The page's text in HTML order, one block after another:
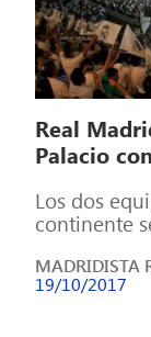
Real
Palacio
Los dos
continente
MADRIDISTA
19/10/2017